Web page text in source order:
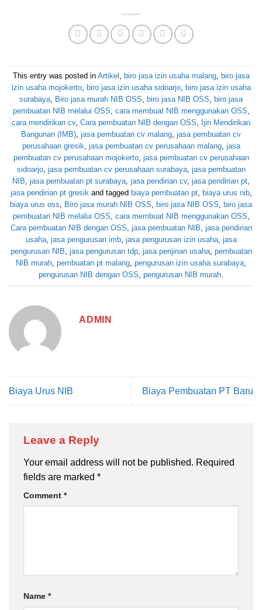
This entry was posted in Artikel biro jasa izin usaha malang,
biro jasa
izin usaha mojokerto, biro jasa izin usaha sidoarjo,
biro jasa izin usaha
surabaya
Biro jasa murah NIB OSS biro jasa NIB OSS
biro jasa
pembuatan NIB melalui OSS cara membuat NIB menggunakan OSS
cara mendirikan cv, Cara pembuatan NIB dengan OSS
Ijin Mendirikan
Bangunan (IMB) jasa pembuatan cv malang jasa pembuatan cv
perusahaan gresik jasa pembuatan cv perusahaan malang, jasa
pembuatan cv perusahaan mojokerto, jasa pembuatan cv perusahaan
sidoarjo, jasa pembuatan cv perusahaan surabaya, jasa pembuatan
NIB jasa pembuatan pt surabaya jasa pendirian cv, jasa pendirian pt
jasa pendirian pt gresik and tagged biaya pembuatan pt, biaya urus nib,
biaya urus oss
Biro jasa murah NIB OSS biro jasa NIB OSS
biro jasa
pembuatan NIB melalui OSS cara membuat NIB menggunakan OSS
Cara pembuatan NIB dengan OSS jasa pembuatan NIB jasa pendirian
usaha, jasa pengurusan imb, jasa pengurusan izin usaha, jasa
pengurusan NIB jasa pengurusan tdp, jasa perijinan usaha, pembuatan
NIB murah pembuatan pt malang pengurusan izin usaha surabaya
pengurusan NIB dengan OSS pengurusan NIB murah
ADMIN
Biaya Urus NIB Biaya Pembuatan PT Baru
Leave a Reply
Your email address will not be published. Required
fields are marked *
Comment *
Name *